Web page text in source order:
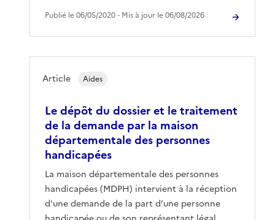
Publié le 06/05/2020 ‐ Mis à jour le 06/08/2026
Le dépôt du dossier et le traitement
de la demande par la maison
départementale des personnes
handicapées
La maison départementale des personnes
handicapées (MDPH) intervient à la réception
d'une demande de la part d’une personne
Article Aides